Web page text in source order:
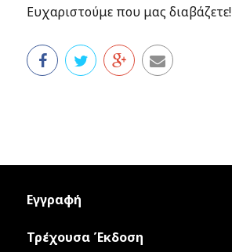
Ευχαριστούμε που μας διαβάζετε!
Εγγραφή
Τρέχουσα Έκδοση